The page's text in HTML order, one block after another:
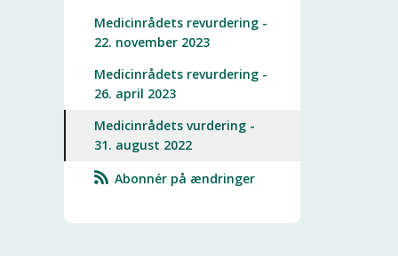
Medicinrådets revurdering -
22. november 2023
Medicinrådets revurdering -
26. april 2023
Medicinrådets vurdering -
31. august 2022
Abonnér på ændringer